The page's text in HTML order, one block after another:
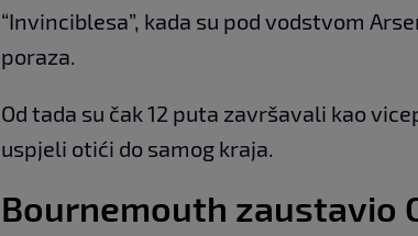
“Invinciblesa”, kada su pod vodstvom
poraza.
Od tada su čak 12 puta završavali kao
uspjeli otići do samog kraja.
Bournemouth zaustavio